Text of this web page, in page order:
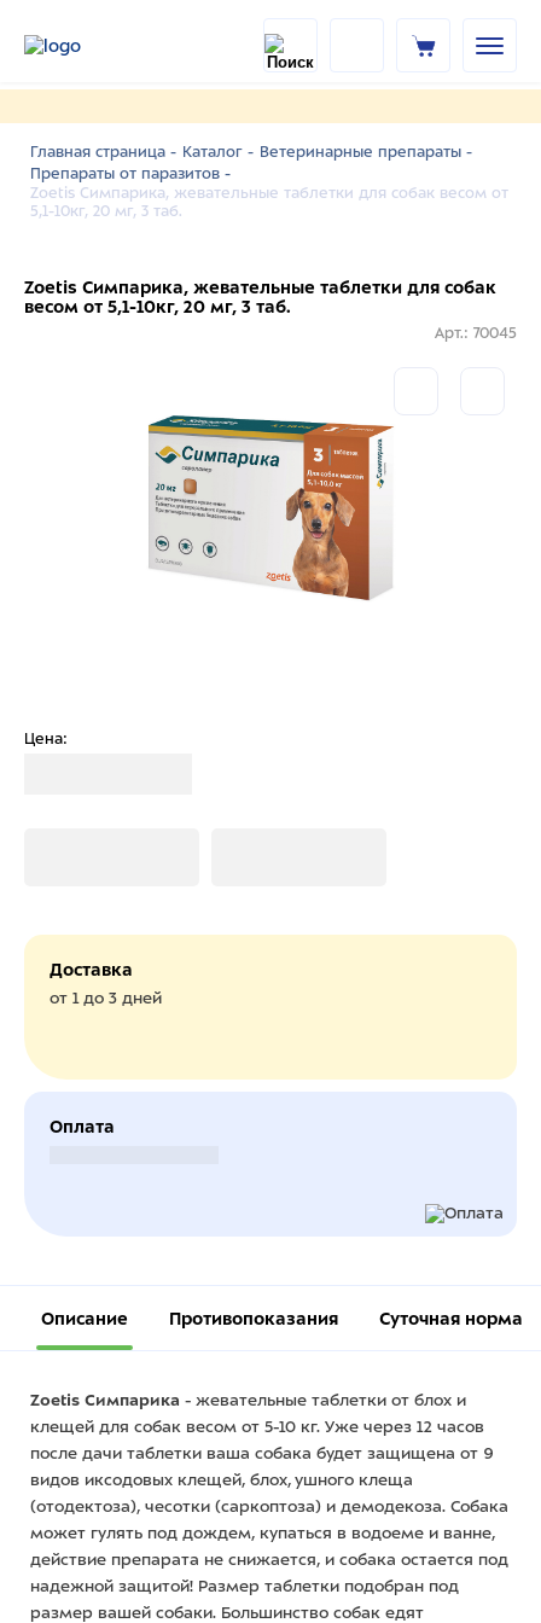
Главная страница - Каталог - Ветеринарные препараты -
Препараты от паразитов -
Zoetis Симпарика, жевательные таблетки для собак весом от
5,1-10кг, 20 мг, 3 таб.
Zoetis Симпарика, жевательные таблетки для собак
весом от 5,1-10кг, 20 мг, 3 таб.
Арт.: 70045
Цена:
Доставка
от 1 до 3 дней
Оплата
Описание Противопоказания Суточная норма
Zoetis Симпарика - жевательные таблетки от блох и
клещей для собак весом от 5-10 кг. Уже через 12 часов
после дачи таблетки ваша собака будет защищена от 9
видов иксодовых клещей, блох, ушного клеща
(отодектоза), чесотки (саркоптоза) и демодекоза. Собака
может гулять под дождем, купаться в водоеме и ванне,
действие препарата не снижается, и собака остается под
надежной защитой! Размер таблетки подобран под
размер вашей собаки. Большинство собак едят